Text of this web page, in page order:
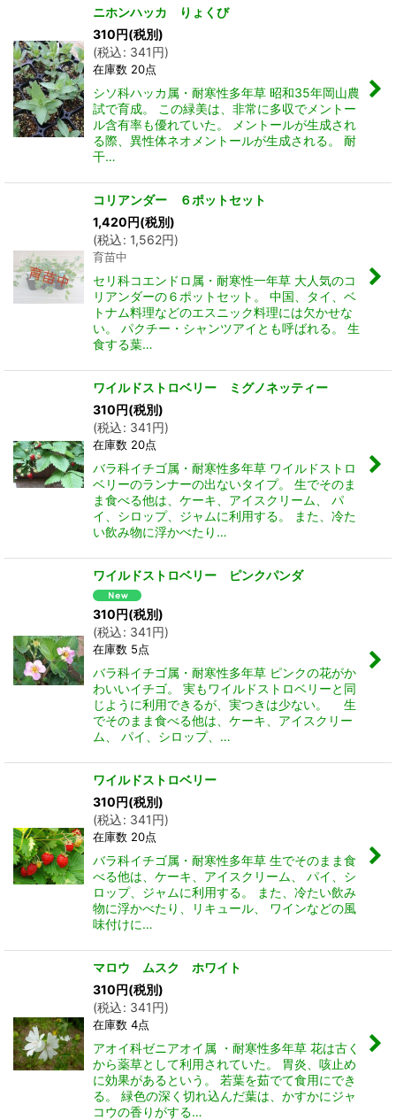
ニホンハッカ りょくび
310円(税別)
(税込: 341円)
在庫数 20点
シソ科ハッカ属・耐寒性多年草 昭和35年岡山農
試で育成。 この緑美は、非常に多収でメントー
ル含有率も優れていた。 メントールが生成され
る際、異性体ネオメントールが生成される。 耐
干…
コリアンダー ６ポットセット
1,420円(税別)
(税込: 1,562円)
育苗中
セリ科コエンドロ属・耐寒性一年草 大人気のコ
リアンダーの６ポットセット。 中国、タイ、ベ
トナム料理などのエスニック料理には欠かせな
い。 パクチー・シャンツアイとも呼ばれる。 生
食する葉…
ワイルドストロベリー ミグノネッティー
310円(税別)
(税込: 341円)
在庫数 20点
バラ科イチゴ属・耐寒性多年草 ワイルドストロ
ベリーのランナーの出ないタイプ。 生でそのま
ま食べる他は、ケーキ、アイスクリーム、 パ
イ、シロップ、ジャムに利用する。 また、冷た
い飲み物に浮かべたり…
ワイルドストロベリー ピンクパンダ
310円(税別)
(税込: 341円)
在庫数 5点
バラ科イチゴ属・耐寒性多年草 ピンクの花がか
わいいイチゴ。 実もワイルドストロベリーと同
じように利用できるが、実つきは少ない。 生
でそのまま食べる他は、ケーキ、アイスクリー
ム、 パイ、シロップ、…
ワイルドストロベリー
310円(税別)
(税込: 341円)
在庫数 20点
バラ科イチゴ属・耐寒性多年草 生でそのまま食
べる他は、ケーキ、アイスクリーム、 パイ、シ
ロップ、ジャムに利用する。 また、冷たい飲み
物に浮かべたり、リキュール、 ワインなどの風
味付けに…
マロウ ムスク ホワイト
310円(税別)
(税込: 341円)
在庫数 4点
アオイ科ゼニアオイ属 ・耐寒性多年草 花は古く
から薬草として利用されていた。 胃炎、咳止め
に効果があるという。 若葉を茹でて食用にでき
る。 緑色の深く切れ込んだ葉は、かすかにジャ
コウの香りがする…